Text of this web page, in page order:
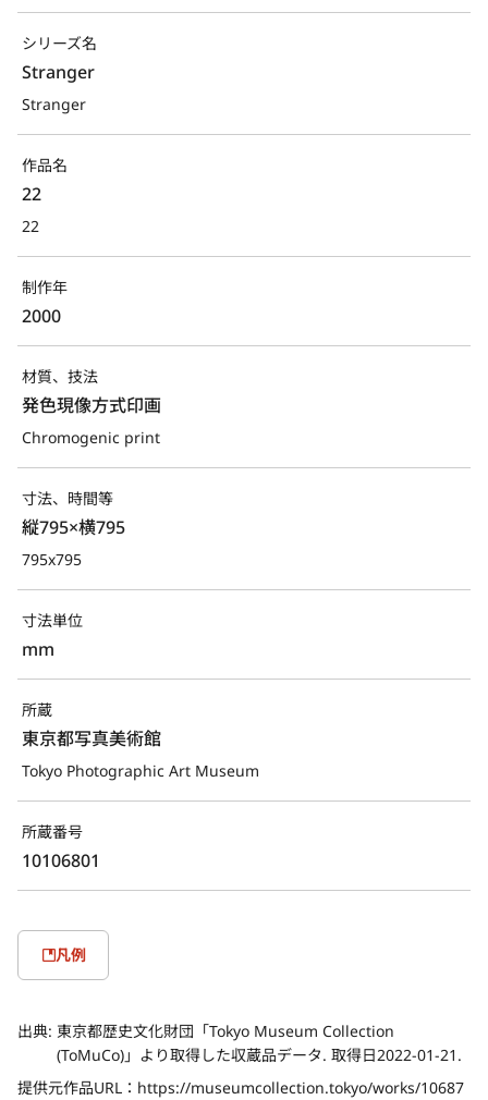
シリーズ名
Stranger
Stranger
作品名
22
22
制作年
2000
材質、技法
発色現像方式印画
Chromogenic print
寸法、時間等
縦795×横795
795x795
寸法単位
mm
所蔵
東京都写真美術館
Tokyo Photographic Art Museum
所蔵番号
10106801
凡例
出典: 東京都歴史文化財団「Tokyo Museum Collection
(ToMuCo)」より取得した収蔵品データ. 取得日2022-01-21.
提供元作品URL： https://museumcollection.tokyo/works/10687